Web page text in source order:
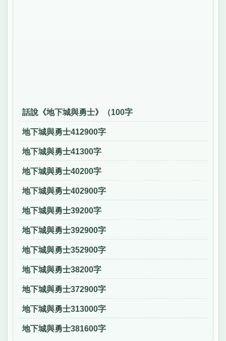
話說《地下城與勇士》（100字
地下城與勇士412900字
地下城與勇士41300字
地下城與勇士40200字
地下城與勇士402900字
地下城與勇士39200字
地下城與勇士392900字
地下城與勇士352900字
地下城與勇士38200字
地下城與勇士372900字
地下城與勇士313000字
地下城與勇士381600字